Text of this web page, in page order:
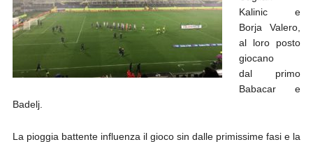
Kalinic e
Borja Valero,
al loro posto
giocano
dal primo
Babacar e
Badelj.
La pioggia battente influenza il gioco sin dalle primissime fasi e la